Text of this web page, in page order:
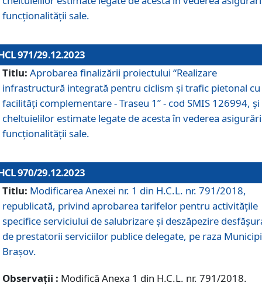
funcționalității sale.
971/29.12.2023
Titlu: Aprobarea finalizării proiectului “Realizare
infrastructură integrată pentru ciclism şi trafic pietonal cu
facilităţi complementare - Traseu 1” - cod SMIS 126994, și
cheltuielilor estimate legate de acesta în vederea
funcționalității sale.
970/29.12.2023
Titlu: Modificarea Anexei nr. 1 din H.C.L. nr. 791/2018,
republicată, privind aprobarea tarifelor pentru activitățile
specifice serviciului de salubrizare și deszăpezire
de prestatorii serviciilor publice delegate, pe raza
Brașov.
Observații : Modifică Anexa 1 din H.C.L. nr. 791/2018.